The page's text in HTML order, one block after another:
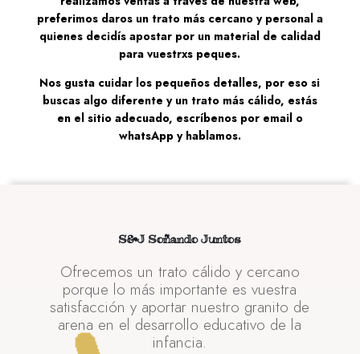
preferimos daros un trato más cercano y personal a
quienes decidís apostar por un material de calidad
para vuestrxs peques.
Nos gusta cuidar los pequeños detalles, por eso si
buscas algo diferente y un trato más cálido, estás
en el sitio adecuado, escríbenos por email o
whatsApp y hablamos.
S&J Soñando Juntos
Ofrecemos un trato cálido y cercano
porque lo más importante es vuestra
satisfacción y aportar nuestro granito de
arena en el desarrollo educativo de la
infancia.